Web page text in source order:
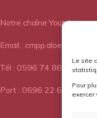
Le site
Pour
exercer
Notre chaîne Youtube
Email :
Tél : 0596 74 86 77
Port : 0696 22 64 72